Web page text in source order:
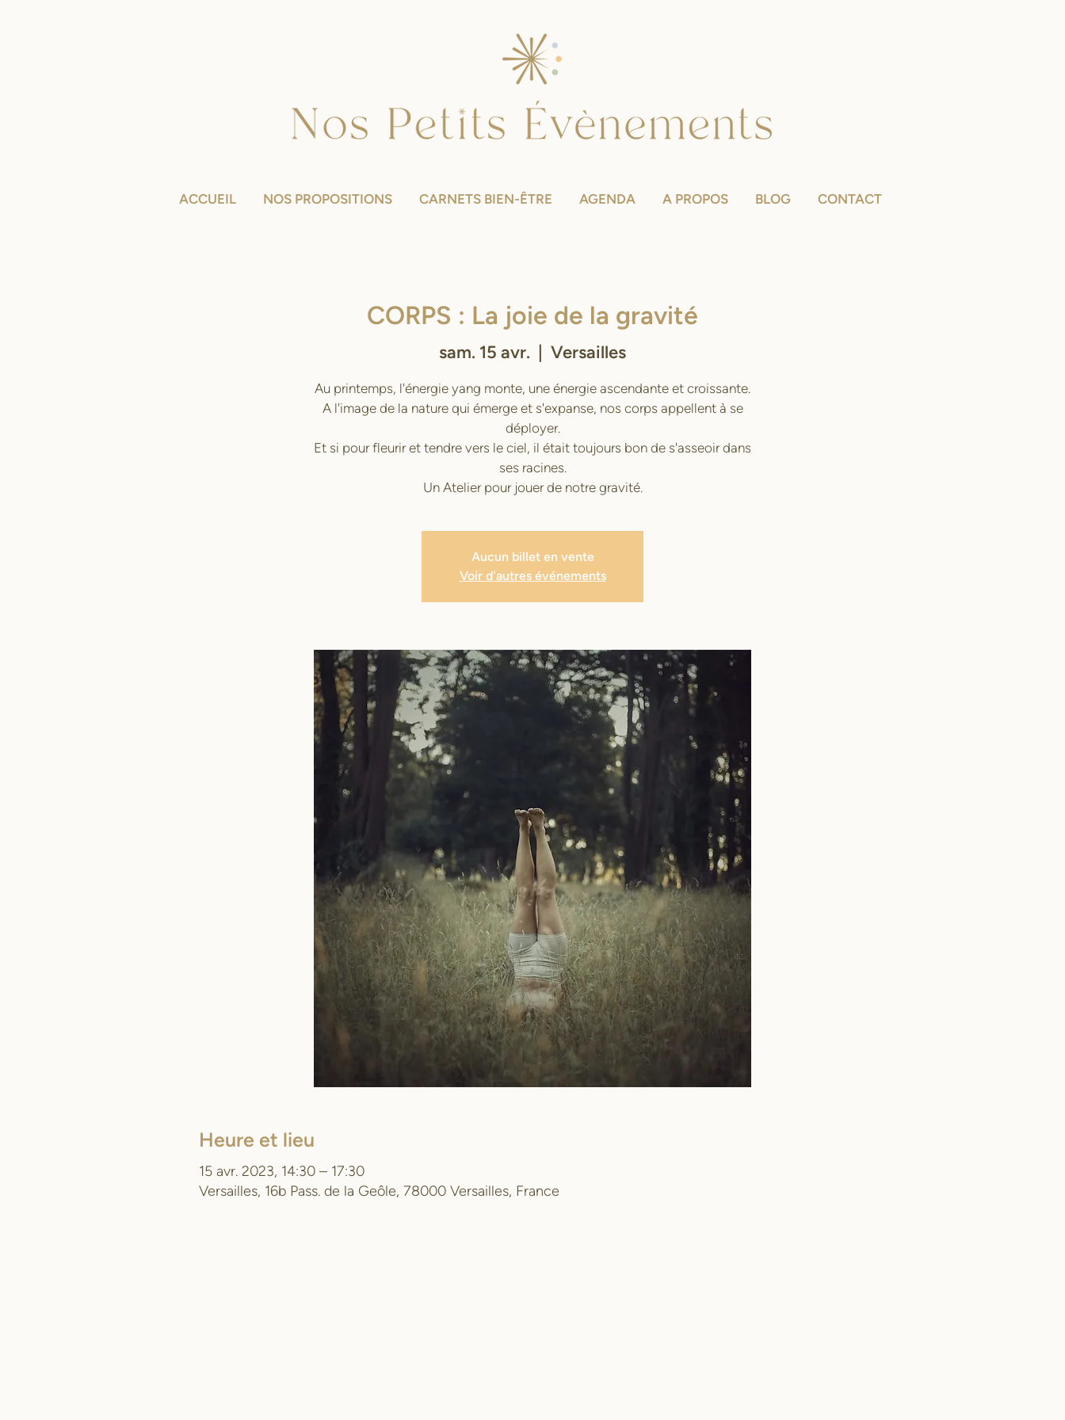
ACCUEIL NOS PROPOSITIONS CARNETS BIEN-ÊTRE AGENDA A PROPOS BLOG CONTACT
CORPS : La joie de la gravité
sam. 15 avr.
  |
Versailles
Au printemps, l'énergie yang monte, une énergie ascendante et croissante.
A l'image de la nature qui émerge et s'expanse, nos corps appellent à se
déployer.
Et si pour fleurir et tendre vers le ciel, il était toujours bon de s'asseoir dans
ses racines.
Un Atelier pour jouer de notre gravité.
Aucun billet en vente
Voir d'autres événements
Heure et lieu
15 avr. 2023, 14:30 – 17:30
Versailles, 16b Pass. de la Geôle, 78000 Versailles, France